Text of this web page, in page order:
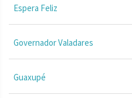
Espera Feliz
Governador Valadares
Guaxupé